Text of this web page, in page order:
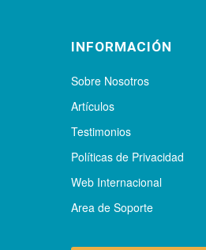
INFORMACIÓN
Sobre Nosotros
Artículos
Testimonios
Políticas de Privacidad
Web Internacional
Area de Soporte